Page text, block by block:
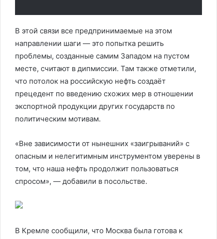
В этой связи все предпринимаемые на этом
направлении шаги — это попытка решить
проблемы, созданные самим Западом на пустом
месте, считают в дипмиссии. Там также отметили,
что потолок на российскую нефть создаёт
прецедент по введению схожих мер в отношении
экспортной продукции других государств по
политическим мотивам.
«Вне зависимости от нынешних «заигрываний» с
опасным и нелегитимным инструментом уверены в
том, что наша нефть продолжит пользоваться
спросом», — добавили в посольстве.
В Кремле сообщили, что Москва была готова к